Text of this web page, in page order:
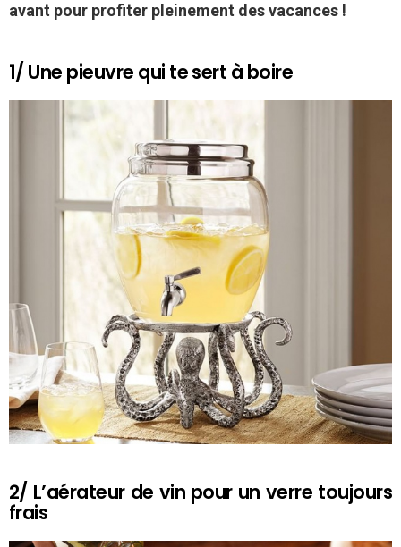
avant pour profiter pleinement des vacances !
1/ Une pieuvre qui te sert à boire
2/ L’aérateur de vin pour un verre toujours
frais